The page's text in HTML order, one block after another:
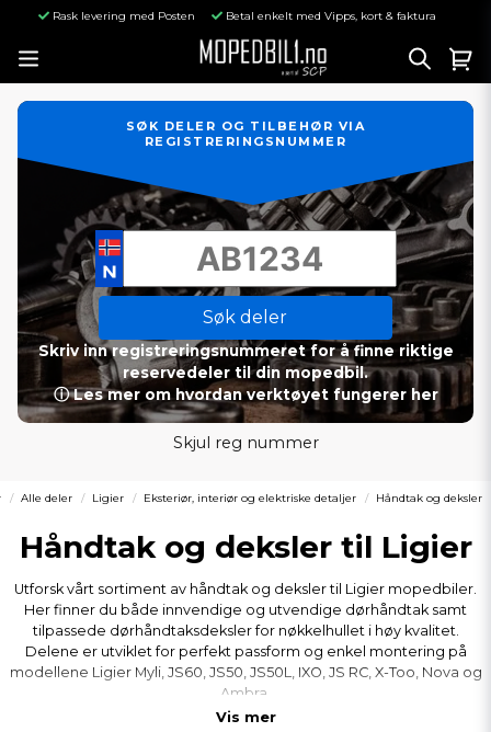
Rask levering med Posten Betal enkelt med Vipps, kort & faktura
SØK DELER OG TILBEHØR VIA
REGISTRERINGSNUMMER
Søk deler
Skriv inn registreringsnummeret for å finne riktige
reservedeler til din mopedbil.
ⓘ Les mer om hvordan verktøyet fungerer her
Skjul reg nummer
Alle deler Ligier Eksteriør, interiør og elektriske detaljer Håndtak og deksler
Håndtak og deksler til Ligier
Utforsk vårt sortiment av håndtak og deksler til Ligier mopedbiler.
Her finner du både innvendige og utvendige dørhåndtak samt
tilpassede dørhåndtaksdeksler for nøkkelhullet i høy kvalitet.
Delene er utviklet for perfekt passform og enkel montering på
modellene Ligier Myli, JS60, JS50, JS50L, IXO, JS RC, X-Too, Nova og
Ambra.
Vis mer